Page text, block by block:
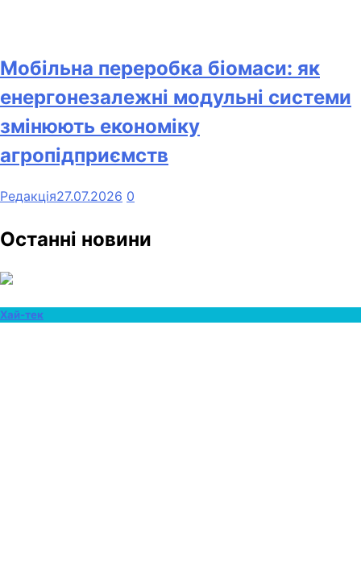
Мобільна переробка біомаси: як
енергонезалежні модульні системи
змінюють економіку
агропідприємств
Редакція27.07.2026 0
Останні новини
Хай-тек